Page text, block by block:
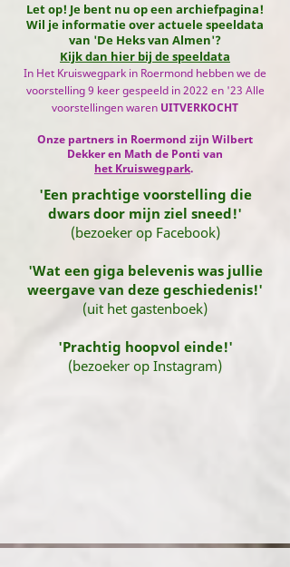
Let op! Je bent nu op een archiefpagina!
Wil je informatie over actuele speeldata
van 'De Heks van Almen'?
Kijk dan hier bij de speeldata
In Het Kruiswegpark in Roermond hebben we de
voorstelling 9 keer gespeeld in 2022 en '23 Alle
voorstellingen waren UITVERKOCHT
Onze partners in Roermond zijn Wilbert
Dekker en Math de Ponti van
het Kruiswegpark.
'Een prachtige voorstelling die
dwars door mijn ziel sneed!'
(bezoeker op Facebook)
'Wat een giga belevenis was jullie
weergave van deze geschiedenis!'
(uit het gastenboek)
'Prachtig hoopvol einde!'
(bezoeker op Instagram)